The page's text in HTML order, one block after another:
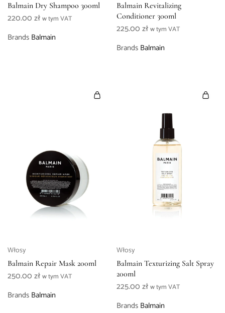
Balmain Dry Shampoo 300ml
220.00złw tym VAT
Brands Balmain
Balmain Revitalizing
Conditioner 300ml
225.00zł w tym VAT
Brands Balmain
Włosy
Balmain Repair Mask 200ml
250.00złw tym VAT
Brands Balmain
Włosy
Balmain Texturizing Salt Spray
200ml
225.00zł w tym VAT
Brands Balmain